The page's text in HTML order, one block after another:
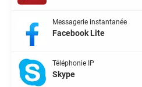
Messagerie instantanée
Facebook Lite
Téléphonie IP
Skype